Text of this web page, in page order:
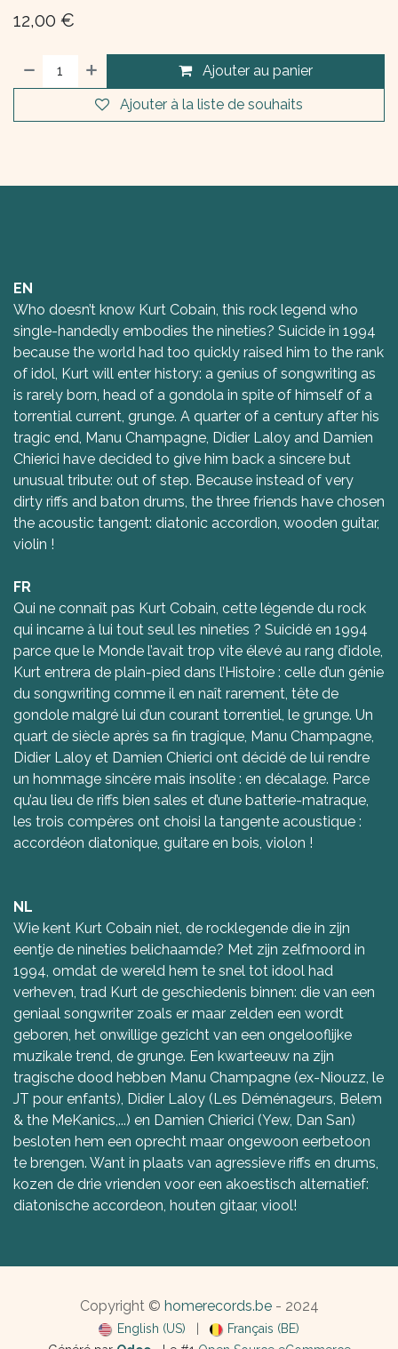
12,00 €
Ajouter au panier
Ajouter à la liste de souhaits
EN
Who doesn’t know Kurt Cobain, this rock legend who
single-handedly embodies the nineties? Suicide in 1994
because the world had too quickly raised him to the rank
of idol, Kurt will enter history: a genius of songwriting as
is rarely born, head of a gondola in spite of himself of a
torrential current, grunge. A quarter of a century after his
tragic end, Manu Champagne, Didier Laloy and Damien
Chierici have decided to give him back a sincere but
unusual tribute: out of step. Because instead of very
dirty riffs and baton drums, the three friends have chosen
the acoustic tangent: diatonic accordion, wooden guitar,
violin !
FR
Qui ne connaît pas Kurt Cobain, cette légende du rock
qui incarne à lui tout seul les nineties ? Suicidé en 1994
parce que le Monde l’avait trop vite élevé au rang d’idole,
Kurt entrera de plain-pied dans l’Histoire : celle d’un génie
du songwriting comme il en naît rarement, tête de
gondole malgré lui d’un courant torrentiel, le grunge. Un
quart de siècle après sa fin tragique, Manu Champagne,
Didier Laloy et Damien Chierici ont décidé de lui rendre
un hommage sincère mais insolite : en décalage. Parce
qu’au lieu de riffs bien sales et d’une batterie-matraque,
les trois compères ont choisi la tangente acoustique :
accordéon diatonique, guitare en bois, violon !
NL
Wie kent Kurt Cobain niet, de rocklegende die in zijn
eentje de nineties belichaamde? Met zijn zelfmoord in
1994, omdat de wereld hem te snel tot idool had
verheven, trad Kurt de geschiedenis binnen: die van een
geniaal songwriter zoals er maar zelden een wordt
geboren, het onwillige gezicht van een ongelooflijke
muzikale trend, de grunge. Een kwarteeuw na zijn
tragische dood hebben Manu Champagne (ex-Niouzz, le
JT pour enfants), Didier Laloy (Les Déménageurs, Belem
& the MeKanics,...) en Damien Chierici (Yew, Dan San)
besloten hem een oprecht maar ongewoon eerbetoon
te brengen. Want in plaats van agressieve riffs en drums,
kozen de drie vrienden voor een akoestisch alternatief:
diatonische accordeon, houten gitaar, viool!
Copyright © homerecords.be- 2024
English (US)
Français (BE)